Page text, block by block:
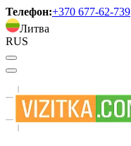
Телефон:+370 677-62-739
Литва
RUS